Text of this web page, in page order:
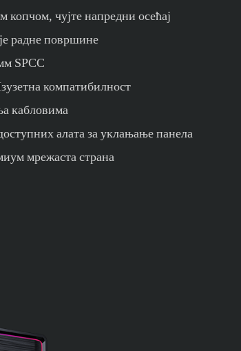
копчом, чујте напредни осећај
радне површине
SPCC
компатибилност
кабловима
алата за уклањање панела
мрежаста страна